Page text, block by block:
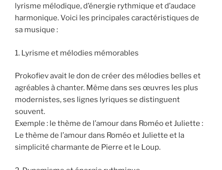
lyrisme mélodique, d’énergie rythmique et d’audace
harmonique. Voici les principales caractéristiques de
sa musique :
1. Lyrisme et mélodies mémorables
Prokofiev avait le don de créer des mélodies belles et
agréables à chanter. Même dans ses œuvres les plus
modernistes, ses lignes lyriques se distinguent
souvent.
Exemple : le thème de l’amour dans Roméo et Juliette :
Le thème de l’amour dans Roméo et Juliette et la
simplicité charmante de Pierre et le Loup.